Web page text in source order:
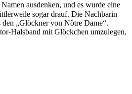
ausdenken, und es wurde eine
sogar drauf. Die Nachbarin
„Glöckner von Nôtre Dame“.
Halsband mit Glöckchen umzulegen,